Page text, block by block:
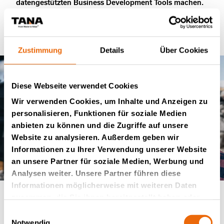
Zustimmung Details Über Cookies
Diese Webseite verwendet Cookies
Wir verwenden Cookies, um Inhalte und Anzeigen zu
personalisieren, Funktionen für soziale Medien
anbieten zu können und die Zugriffe auf unsere
Website zu analysieren. Außerdem geben wir
Informationen zu Ihrer Verwendung unserer Website
an unsere Partner für soziale Medien, Werbung und
Analysen weiter. Unsere Partner führen diese
Informationen möglicherweise mit weiteren Daten
gesammelt haben.
datengestützten Business Development Tools machen.
Die Mission
From Waste